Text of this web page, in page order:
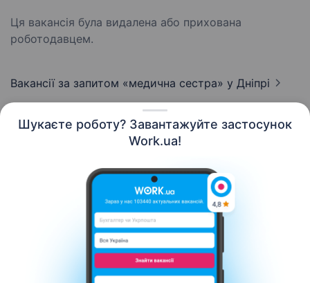
Шукаєте роботу? Завантажуйте застосунок
Work.ua!
Ця вакансія була видалена або прихована
роботодавцем.
Вакансії за запитом «медична сестра» у Дніпрі
Контакти Про нас Кар’єра